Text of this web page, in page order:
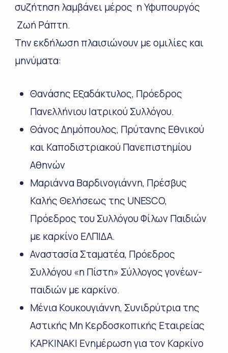
συζήτηση λαμβάνει μέρος η Υφυπουργός
Ζωή Ράπτη.
Την εκδήλωση πλαισιώνουν με ομιλίες και
μηνύματα:
Θανάσης Εξαδάκτυλος, Πρόεδρος
Πανελλήνιου Ιατρικού Συλλόγου.
Θάνος Δημόπουλος, Πρύτανης Εθνικού
και Καποδιστριακού Πανεπιστημίου
Αθηνών
Μαριάννα Βαρδινογιάννη, Πρέσβυς
Καλής Θελήσεως της UNESCO,
Πρόεδρος του Συλλόγου Φίλων Παιδιών
με καρκίνο ΕΛΠΙΔΑ.
Αναστασία Σταματέα, Πρόεδρος
Συλλόγου «η Πίστη» Σύλλογος γονέων-
παιδιών με καρκίνο.
Μένια Κουκουγιάννη, Συνιδρύτρια της
Αστικής Μη Κερδοσκοπικής Εταιρείας
ΚΑΡΚΙΝΑΚΙ Ενημέρωση για τον Καρκίνο